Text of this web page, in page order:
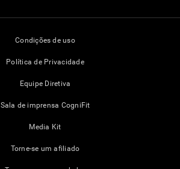
Condições de uso
Política de Privacidade
Equipe Diretiva
Sala de imprensa CogniFit
Media Kit
Torne-se um afiliado